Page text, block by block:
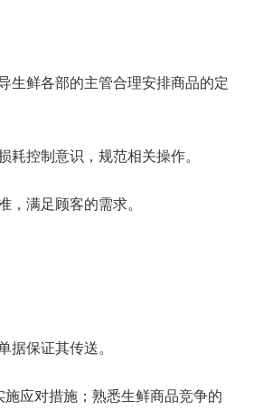
生鲜各部的主管合理安排商品的定
控制意识，规范相关操作。
满足顾客的需求。
保证其传送。
应对措施；熟悉生鲜商品竞争的